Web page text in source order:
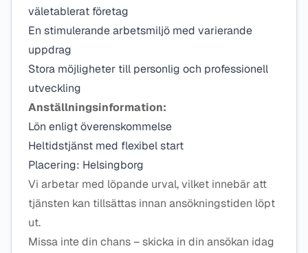
väletablerat företag
En stimulerande arbetsmiljö med varierande
uppdrag
Stora möjligheter till personlig och professionell
utveckling
Anställningsinformation:
Lön enligt överenskommelse
Heltidstjänst med flexibel start
Placering: Helsingborg
Vi arbetar med löpande urval, vilket innebär att
tjänsten kan tillsättas innan ansökningstiden löpt
ut.
Missa inte din chans – skicka in din ansökan idag